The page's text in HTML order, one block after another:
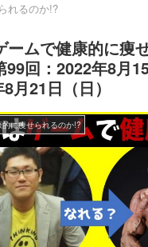
れるのか!?
ームで健康的に痩
回：2022年8月15
月21日（日）
的に痩せられるのか!?